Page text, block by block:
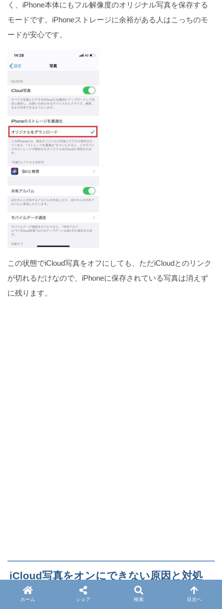
く、iPhone本体にもフル解像度のオリジナル写真を保存する
モードです。iPhoneストレージに余裕がある人はこっちのモ
ードが安心です。
この状態でiCloud写真をオフにしても、ただiCloudとのリンク
が切れるだけなので、iPhoneに保存されている写真は消えず
に残ります。
iCloud写真をオンにできない原因と対処
ホーム シェア 検索 目次へ